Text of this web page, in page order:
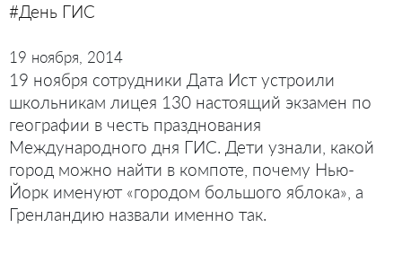
#День ГИС
19 ноября, 2014
19 ноября сотрудники Дата Ист устроили
школьникам лицея 130 настоящий экзамен по
географии в честь празднования
Международного дня ГИС. Дети узнали, какой
город можно найти в компоте, почему Нью-
Йорк именуют «городом большого яблока», а
Гренландию назвали именно так.